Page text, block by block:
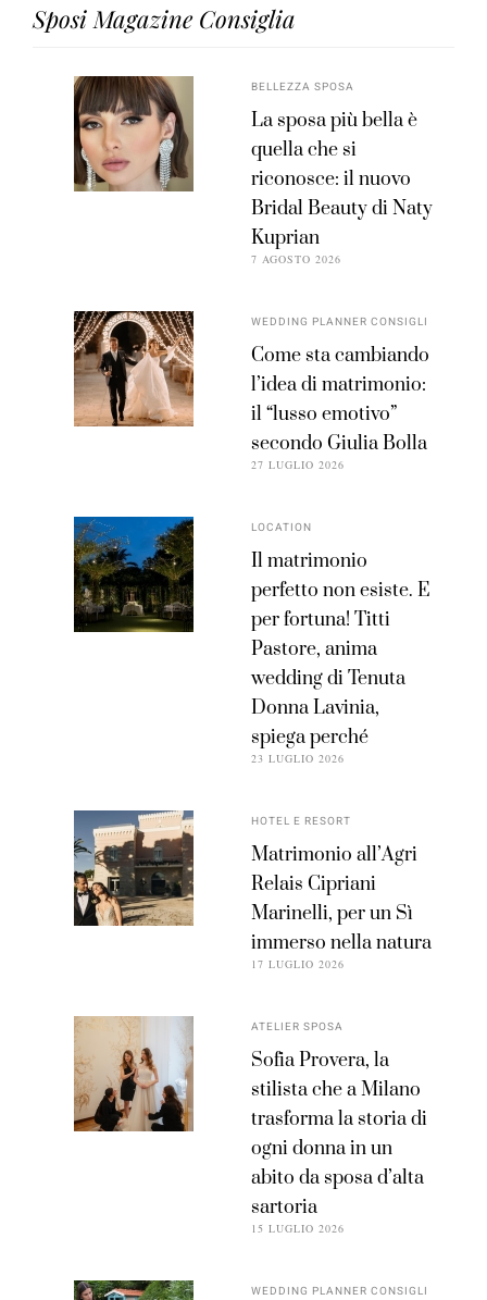
Sposi Magazine Consiglia
BELLEZZA SPOSA
La sposa più bella è
quella che si
riconosce: il nuovo
Bridal Beauty di Naty
Kuprian
7 AGOSTO 2026
WEDDING PLANNER CONSIGLI
Come sta cambiando
l’idea di matrimonio:
il “lusso emotivo”
secondo Giulia Bolla
27 LUGLIO 2026
LOCATION
Il matrimonio
perfetto non esiste. E
per fortuna! Titti
Pastore, anima
wedding di Tenuta
Donna Lavinia,
spiega perché
23 LUGLIO 2026
HOTEL E RESORT
Matrimonio all’Agri
Relais Cipriani
Marinelli, per un Sì
immerso nella natura
17 LUGLIO 2026
ATELIER SPOSA
Sofia Provera, la
stilista che a Milano
trasforma la storia di
ogni donna in un
abito da sposa d’alta
sartoria
15 LUGLIO 2026
WEDDING PLANNER CONSIGLI